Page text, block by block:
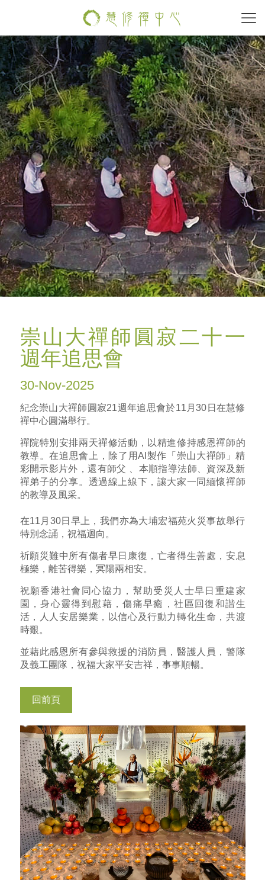
崇山大禪師圓寂二十一
週年追思會
30-Nov-2025
紀念崇山大禪師圓寂21週年追思會於11月30日在慧修
禪中心圓滿舉行。
禪院特別安排兩天禪修活動，以精進修持感恩禪師的
教導。在追思會上，除了用AI製作「崇山大禪師」精
彩開示影片外，還有師父 、本順指導法師、資深及新
禪弟子的分享。透過線上線下，讓大家一同緬懷禪師
的教導及風采。
在11月30日早上，我們亦為大埔宏福苑火災事故舉行
特別念誦，祝福迴向。
祈願災難中所有傷者早日康復，亡者得生善處，安息
極樂，離苦得樂，冥陽兩相安。
祝願香港社會同心協力，幫助受災人士早日重建家
園，身心靈得到慰藉，傷痛早癒，社區回復和諧生
活，人人安居樂業，以信心及行動力轉化生命，共渡
時艱。
並藉此感恩所有參與救援的消防員，醫護人員，警隊
及義工團隊，祝福大家平安吉祥，事事順暢。
回前頁